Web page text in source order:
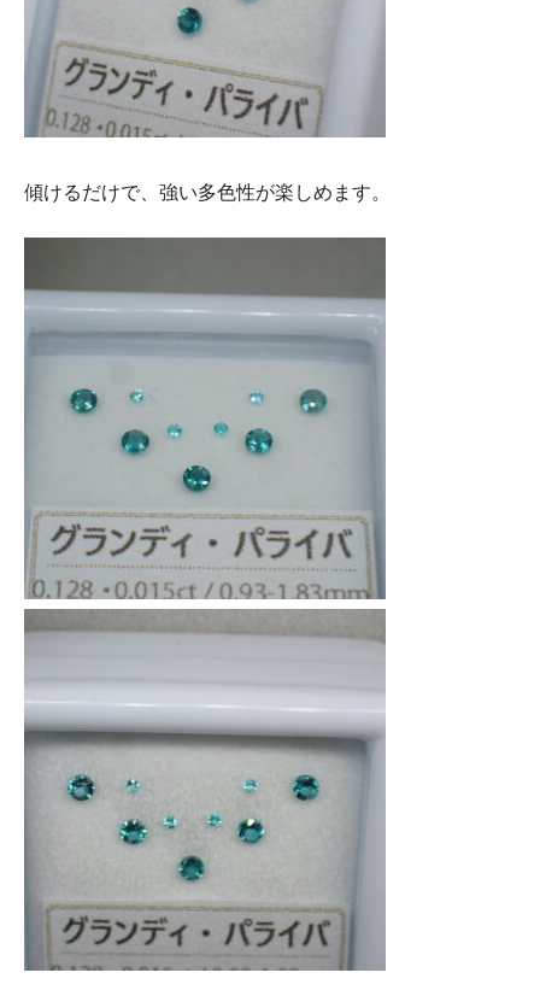
傾けるだけで、強い多色性が楽しめます。